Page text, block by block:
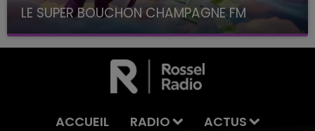
LE SUPER BOUCHON CHAMPAGNE FM
avec La Famille Champagne FM, à 8H10
ACCUEIL RADIO
ACTUS